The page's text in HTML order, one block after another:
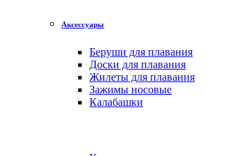
Аксессуары
Беруши для плавания
Доски для плавания
Жилеты для плавания
Зажимы носовые
Калабашки